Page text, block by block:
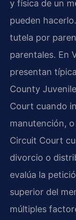
y física de un
pueden
tutela por
parentales. En
presentan
County
Court cuando
manutención,
Circuit Court
divorcio o
evalúa la
superior del
múltiples